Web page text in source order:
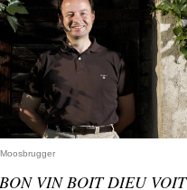
VIN BOIT DIEU VOIT